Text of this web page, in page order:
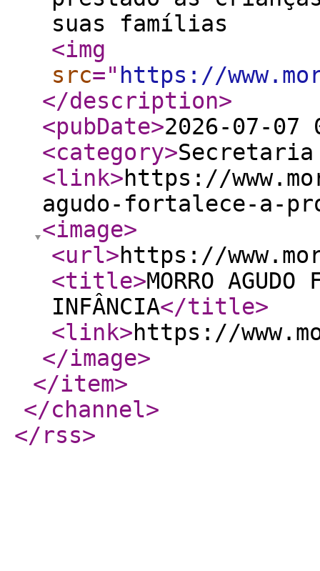
suas famílias
<img
src=" https://
</description>
<pubDate>2026-07-07
<category>Secretaria
<link>https://
agudo-fortalece-a-
<image>
<url>https://
<title>MORRO AGUDO
INFÂNCIA</title>
<link>https://
</image>
</item>
</channel>
</rss>